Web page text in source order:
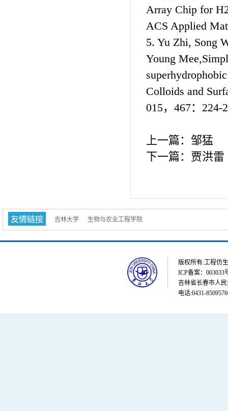
Array Chip for
ACS Applied
5. Yu Zhi, Song
Young
Colloids and
015，467：224-
上一篇： 邹猛
下一篇： 贾洪雷
吉林大学 生物与农业工程学院
版权所有:工程仿
ICP备案：003033
吉林省长春市人
电话:0431-